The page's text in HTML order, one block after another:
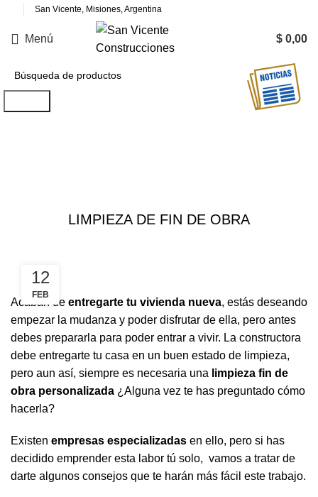
San Vicente, Misiones, Argentina
Menú $ 0,00
LIMPIEZA DE FIN DE OBRA
12
FEB
Acaban de entregarte tu vivienda nueva, estás deseando
empezar la mudanza y poder disfrutar de ella, pero antes
debes prepararla para poder entrar a vivir. La constructora
debe entregarte tu casa en un buen estado de limpieza,
pero aun así, siempre es necesaria una limpieza fin de
obra personalizada ¿Alguna vez te has preguntado cómo
hacerla?
Existen empresas especializadas en ello, pero si has
decidido emprender esta labor tú solo, vamos a tratar de
darte algunos consejos que te harán más fácil este trabajo.